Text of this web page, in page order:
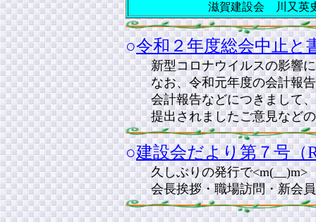
滋賀建設会 川又英史（
○令和２年度総会中止と
新型コロナウイルスの影響
なお、令和元年度の会計報告
会計報告などにつきまして、
提出されましたご意見などの
○建設会だより第７号（
久しぶりの発行で<m(__)m>
会長挨拶・職場訪問・新会員